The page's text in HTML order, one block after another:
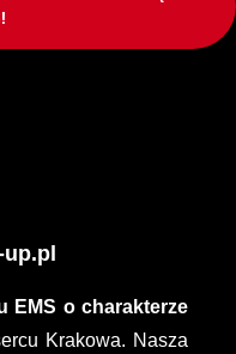
EMS o charakterze
Krakowa. Nasza